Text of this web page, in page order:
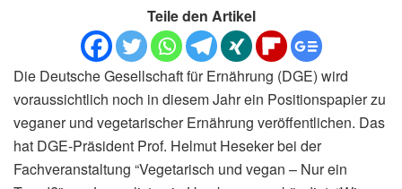
Teile den Artikel
Die Deutsche Gesellschaft für Ernährung (DGE) wird
voraussichtlich noch in diesem Jahr ein Positionspapier zu
veganer und vegetarischer Ernährung veröffentlichen. Das
hat DGE-Präsident Prof. Helmut Heseker bei der
Fachveranstaltung “Vegetarisch und vegan – Nur ein